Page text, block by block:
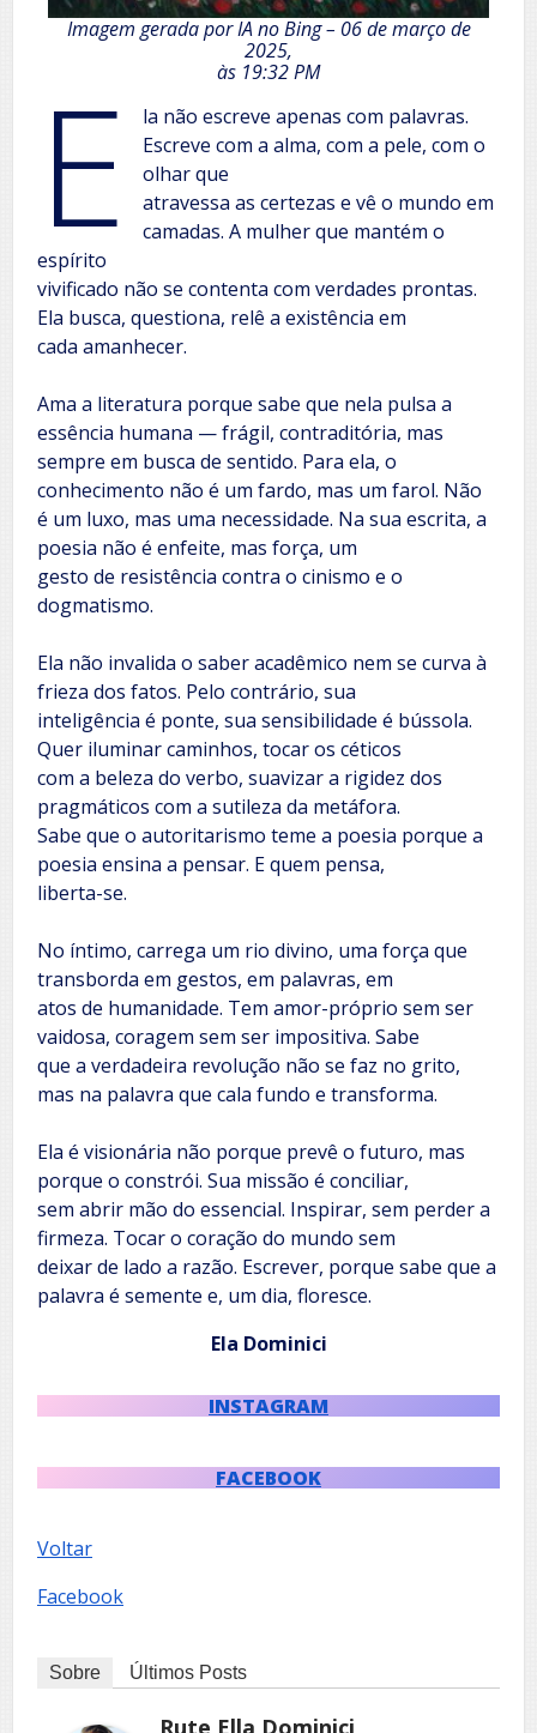
Imagem gerada por IA no Bing – 06 de março de
2025,
às 19:32 PM
E
la não escreve apenas com palavras.
Escreve com a alma, com a pele, com o
olhar que
atravessa as certezas e vê o mundo em
camadas. A mulher que mantém o
espírito
vivificado não se contenta com verdades prontas.
Ela busca, questiona, relê a existência em
cada amanhecer.
Ama a literatura porque sabe que nela pulsa a
essência humana — frágil, contraditória, mas
sempre em busca de sentido. Para ela, o
conhecimento não é um fardo, mas um farol. Não
é um luxo, mas uma necessidade. Na sua escrita, a
poesia não é enfeite, mas força, um
gesto de resistência contra o cinismo e o
dogmatismo.
Ela não invalida o saber acadêmico nem se curva à
frieza dos fatos. Pelo contrário, sua
inteligência é ponte, sua sensibilidade é bússola.
Quer iluminar caminhos, tocar os céticos
com a beleza do verbo, suavizar a rigidez dos
pragmáticos com a sutileza da metáfora.
Sabe que o autoritarismo teme a poesia porque a
poesia ensina a pensar. E quem pensa,
liberta-se.
No íntimo, carrega um rio divino, uma força que
transborda em gestos, em palavras, em
atos de humanidade. Tem amor-próprio sem ser
vaidosa, coragem sem ser impositiva. Sabe
que a verdadeira revolução não se faz no grito,
mas na palavra que cala fundo e transforma.
Ela é visionária não porque prevê o futuro, mas
porque o constrói. Sua missão é conciliar,
sem abrir mão do essencial. Inspirar, sem perder a
firmeza. Tocar o coração do mundo sem
deixar de lado a razão. Escrever, porque sabe que a
palavra é semente e, um dia, floresce.
Ela Dominici
INSTAGRAM
FACEBOOK
Voltar
Facebook
Sobre Últimos Posts
Rute Ella Dominici